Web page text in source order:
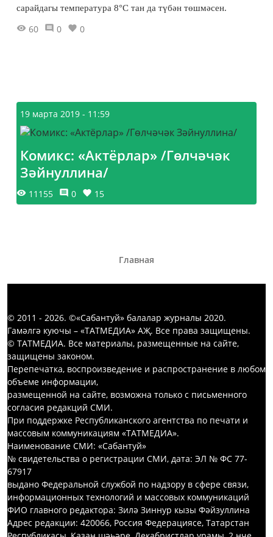
сарайдагы температура 8°С тан да түбән төшмәсен.
60 0 0
19 марта 2019 - 11:59
Комикс: «Актёрлар» /Гөлчәчәк
Зәйнуллина/
11155 0 15
Главная
© 2011 - 2026. ©«Сабантуй» балалар журналы 2020.
Гамәлгә куючы – «ТАТМЕДИА» АҖ. Все права защищены.
© ТАТМЕДИА. Все материалы, размещенные на сайте,
защищены законом.
Перепечатка, воспроизведение и распространение в любом
объеме информации,
размещенной на сайте, возможна только с письменного
согласия редакций СМИ.
При поддержке Республиканского агентства по печати и
массовым коммуникациям «ТАТМЕДИА».
Наименование СМИ: «Сабантуй»
№ свидетельства о регистрации СМИ, дата: ЭЛ № ФС 77-
67917
выдано Федеральной службой по надзору в сфере связи,
информационных технологий и массовых коммуникаций
ФИО главного редактора: Зилә Зиннур кызы Фәйзуллина
Адрес редакции: 420066, Россия Федерациясе, Татарстан